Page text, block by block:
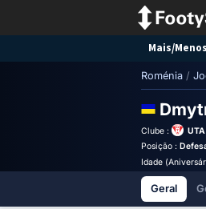
Mais/Menos
Roménia /
Clube :
Posição :
Idade
Geral